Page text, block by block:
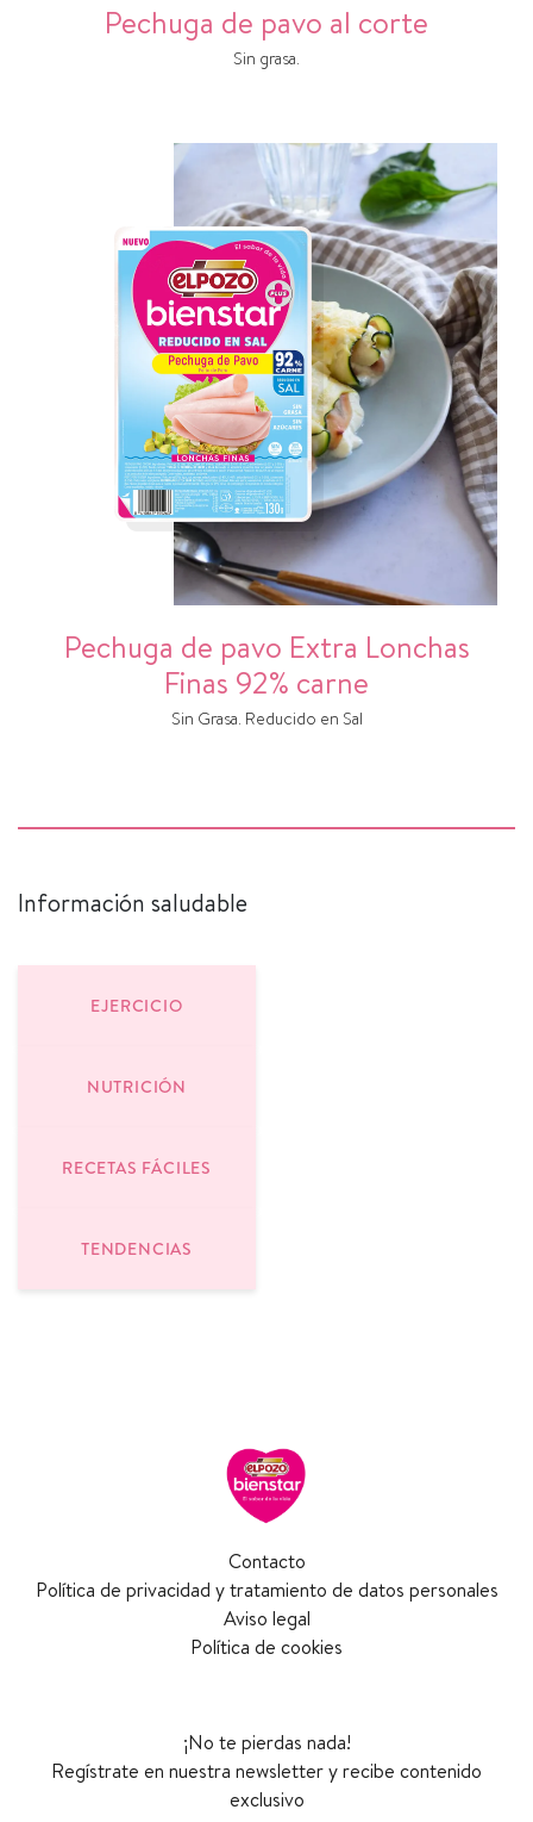
Pechuga de pavo al corte
Sin grasa.
Pechuga de pavo Extra Lonchas
Finas 92% carne
Sin Grasa. Reducido en Sal
Información saludable
EJERCICIO
NUTRICIÓN
RECETAS FÁCILES
TENDENCIAS
Contacto
Política de privacidad y tratamiento de datos personales
Aviso legal
Política de cookies
¡No te pierdas nada!
Regístrate en nuestra newsletter y recibe contenido
exclusivo